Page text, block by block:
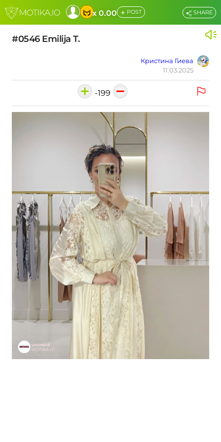
x 0.00 + POST
#0546 Emilija T.
Кристина Гиева
11.03.2025
SHARE
-199